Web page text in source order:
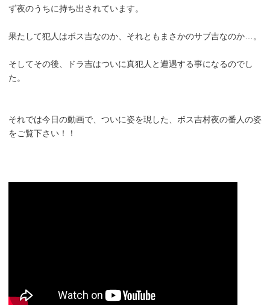
ず夜のうちに持ち出されています。
果たして犯人はボス吉なのか、それともまさかのサブ吉なのか…。
そしてその後、ドラ吉はついに真犯人と遭遇する事になるのでし
た。
それでは今日の動画で、ついに姿を現した、ボス吉村夜の番人の姿
をご覧下さい！！